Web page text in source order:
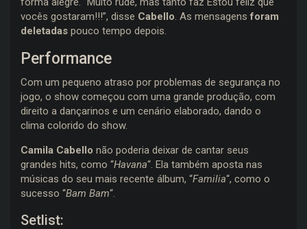
vocês gostaram!!!”, disse Cabello. As mensagensforam
deletadas pouco tempo depois.
Performance
Com um pequeno atraso por problemas de segurança no
jogo, o show começou com uma grande produção, com
direito a dançarinos e um cenário elaborado, dando o
clima colorido do show.
Camila Cabello não poderia deixar de cantar seus
grandes hits, como “Havana“. Ela também aposta nas
músicas do seu mais recente álbum, “Familia“, como o
sucesso “Bam Bam“.
Setlist: